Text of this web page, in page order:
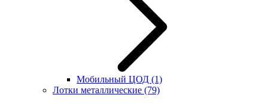
Мобильный ЦОД (1)
Лотки металлические (79)